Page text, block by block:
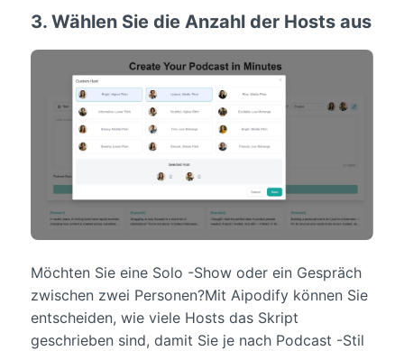
3. Wählen Sie die Anzahl der Hosts aus
Möchten Sie eine Solo -Show oder ein Gespräch
zwischen zwei Personen?Mit Aipodify können Sie
entscheiden, wie viele Hosts das Skript
geschrieben sind, damit Sie je nach Podcast -Stil